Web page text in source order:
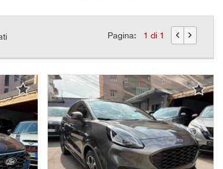
Pagina: 1 di 1